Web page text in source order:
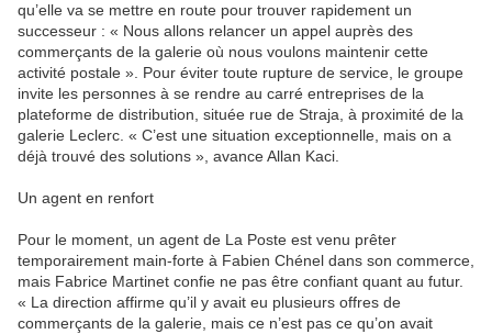
qu’elle va se mettre en route pour trouver rapidement un
successeur : « Nous allons relancer un appel auprès des
commerçants de la galerie où nous voulons maintenir cette
activité postale ». Pour éviter toute rupture de service, le groupe
invite les personnes à se rendre au carré entreprises de la
plateforme de distribution, située rue de Straja, à proximité de la
galerie Leclerc. « C’est une situation exceptionnelle, mais on a
déjà trouvé des solutions », avance Allan Kaci.
Un agent en renfort
Pour le moment, un agent de La Poste est venu prêter
temporairement main-forte à Fabien Chénel dans son commerce,
mais Fabrice Martinet confie ne pas être confiant quant au futur.
« La direction affirme qu’il y avait eu plusieurs offres de
commerçants de la galerie, mais ce n’est pas ce qu’on avait